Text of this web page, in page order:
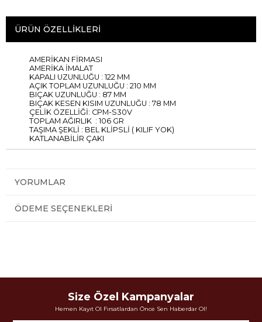
ÜRÜN ÖZELLIKLERI
AMERİKAN FİRMASI
AMERİKA İMALAT
KAPALI UZUNLUĞU : 122 MM
AÇIK TOPLAM UZUNLUĞU : 210 MM
BIÇAK UZUNLUĞU : 87 MM
BIÇAK KESEN KISIM UZUNLUĞU : 78 MM
ÇELİK ÖZELLİĞİ: CPM-S30V
TOPLAM AĞIRLIK : 106 GR
TAŞIMA ŞEKLİ : BEL KLİPSLİ ( KILIF YOK)
KATLANABİLİR ÇAKI
YORUMLAR
ÖDEME SEÇENEKLERI
Size Özel Kampanyalar
Hemen Kayıt Ol Fırsatlardan Önce Sen Haberdar Ol!